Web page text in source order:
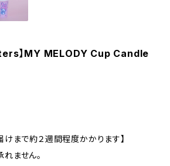
】MY MELODY Cup Candle
けまで約２週間程度かかります】
ません。